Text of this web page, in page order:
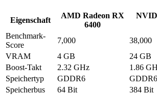
Eigenschaft
AMD Radeon RX
6400
Benchmark-
Score
7,000
38,000
VRAM
4 GB
24 GB
Boost-Takt
2.32 GHz
1.86
Speichertyp
GDDR6
Speicherbus
64 Bit
384 Bit